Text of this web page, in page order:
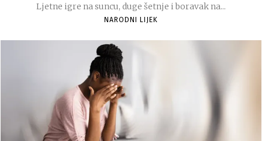
Ljetne igre na suncu, duge šetnje i boravak na...
NARODNI LIJEK